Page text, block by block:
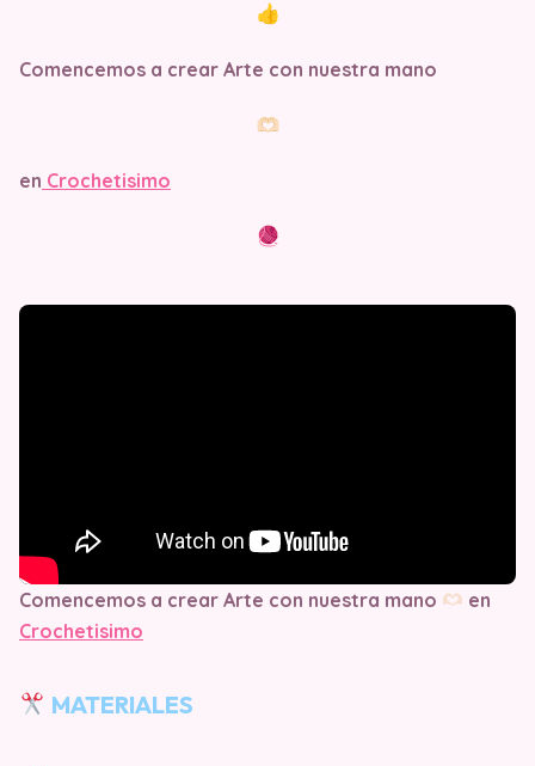
Comencemos a crear Arte con nuestra mano
en Crochetisimo
Comencemos a crear Arte con nuestra mano
en
Crochetisimo
MATERIALES